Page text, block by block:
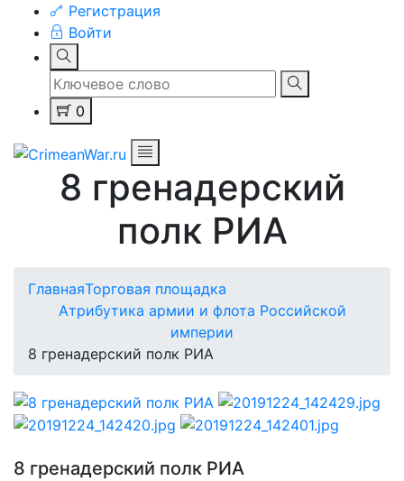
Регистрация
Войти
0
8 гренадерский
полк РИА
ГлавнаяТорговая площадка
Атрибутика армии и флота Российской
империи
8 гренадерский полк РИА
8 гренадерский полк РИА